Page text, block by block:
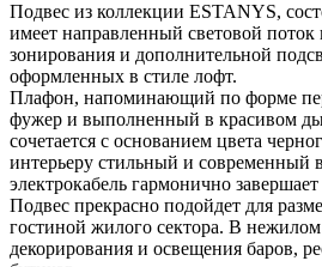
Подвес из коллекции ESTANYS,
имеет направленный световой поток
зонирования и дополнительной
оформленных в стиле лофт.
Плафон, напоминающий по форме
фужер и выполненный в красивом
сочетается с основанием цвета
интерьеру стильный и современный
электрокабель гармонично
Подвес прекрасно подойдет для
гостиной жилого сектора. В нежилом
декорирования и освещения баров,